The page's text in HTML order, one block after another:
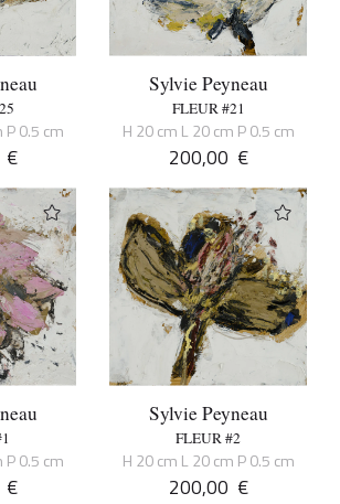
P 0.5 cm
€
Sylvie Peyneau
FLEUR #21
H 20 cm L 20 cm P 0.5 cm
200,00 €
P 0.5 cm
€
Sylvie Peyneau
FLEUR #2
H 20 cm L 20 cm P 0.5 cm
200,00 €